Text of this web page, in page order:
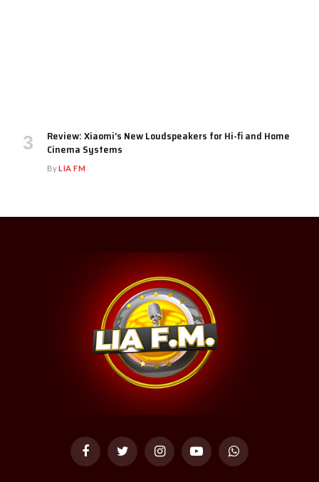
Review: Xiaomi’s New Loudspeakers for Hi-fi and Home
Cinema Systems
ByLIA FM
FacebookTwitter InstagramYouTubeWhatsApp